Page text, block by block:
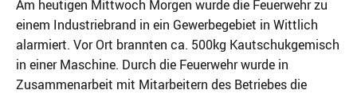
Am heutigen Mittwoch Morgen wurde die Feuerwehr zu
einem Industriebrand in ein Gewerbegebiet in Wittlich
alarmiert. Vor Ort brannten ca. 500kg Kautschukgemisch
in einer Maschine. Durch die Feuerwehr wurde in
Zusammenarbeit mit Mitarbeitern des Betriebes die